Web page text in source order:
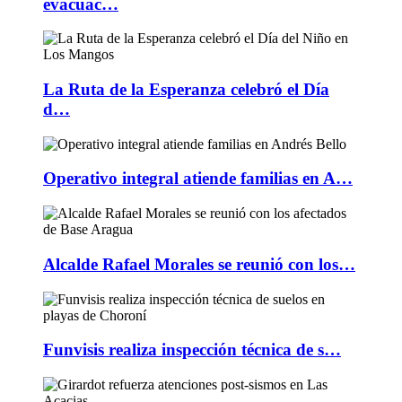
La Ruta de la Esperanza celebró el Día
d…
Operativo integral atiende familias en A…
Alcalde Rafael Morales se reunió con los…
Funvisis realiza inspección técnica de s…